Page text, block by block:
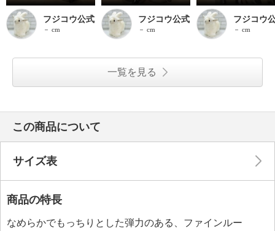
フジコウ公式
－ cm
フジコウ公式
－ cm
フジコウ
－ cm
一覧を見る
この商品について
サイズ表
商品の特長
なめらかでもっちりとした弾力のある、ファインルー